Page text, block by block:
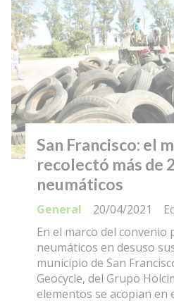
San Francisco: el
recolectó más de
neumáticos
General
20/04/2021
En el marco del
neumáticos en desuso
municipio de San
Geocycle, del Grupo
elementos se acopian en